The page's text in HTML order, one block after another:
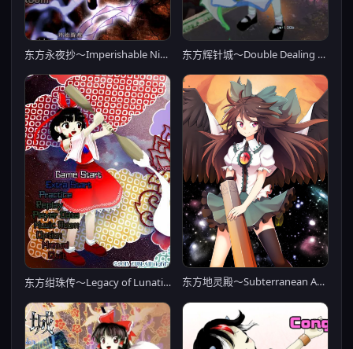
东方永夜抄～Imperishable Night～ 东方辉针城～Double Dealing Character～
东方绀珠传～Legacy of Lunatic Kingdom～ 东方地灵殿～Subterranean Animism～